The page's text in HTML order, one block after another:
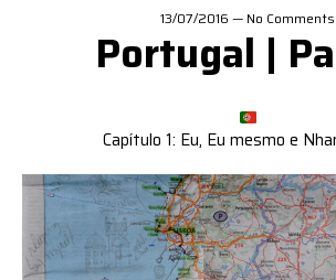
13/07/2016 — No Comments
Portugal |
Capítulo 1: Eu, Eu mesmo e